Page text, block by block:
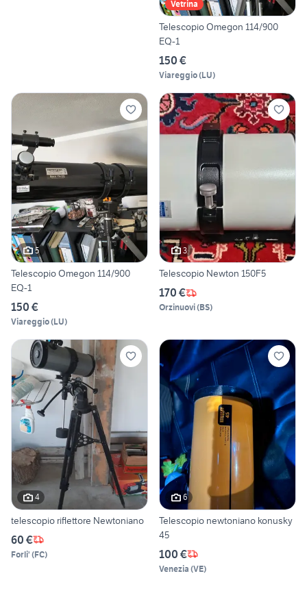
Vetrina
Telescopio Omegon 114/900
EQ-1
150 €
Viareggio(LU)
5
Telescopio Omegon 114/900
EQ-1
150 €
Viareggio(LU)
3
Telescopio Newton 150F5
170 €
Orzinuovi(BS)
4
telescopio riflettore Newtoniano
60 €
Forli' (FC)
6
Telescopio newtoniano konusky
45
100 €
Venezia (VE)